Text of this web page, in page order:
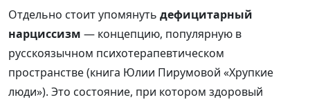
Отдельно стоит упомянуть дефицитарный
нарциссизм — концепцию, популярную в
русскоязычном психотерапевтическом
пространстве (книга Юлии Пирумовой «Хрупкие
люди»). Это состояние, при котором здоровый